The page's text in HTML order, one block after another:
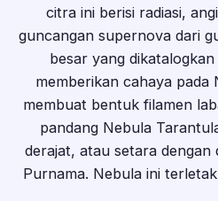
citra ini berisi radiasi,
guncangan supernova dari
besar yang dikatalogkan
memberikan cahaya pada
membuat bentuk filamen
pandang Nebula
derajat, atau setara
Purnama. Nebula ini